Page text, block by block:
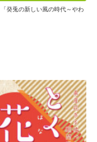
兎の新しい風の時代～やわ